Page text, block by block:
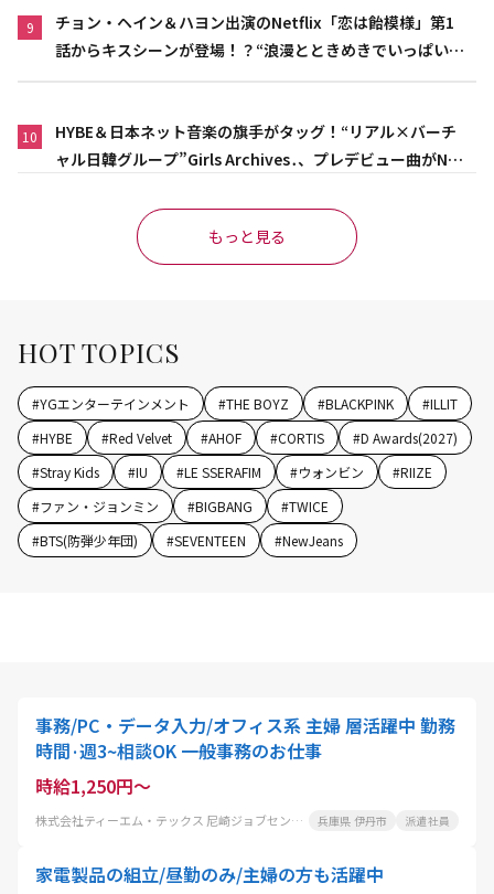
9
チョン・ヘイン＆ハヨン出演のNetflix「恋は飴模様」第1
話からキスシーンが登場！？“浪漫とときめきでいっぱいの
10
HYBE＆日本ネット音楽の旗手がタッグ！“リアル×バーチ
ャル日韓グループ”Girls Archives․、プレデビュー曲がNet
もっと見る
HOT TOPICS
#YGエンターテインメント #THE BOYZ #BLACKPINK #ILLIT
#HYBE #Red Velvet #AHOF #CORTIS #D Awards(2027)
#Stray Kids #IU #LE SSERAFIM #ウォンビン #RIIZE
#ファン・ジョンミン #BIGBANG #TWICE
#BTS(防弾少年団) #SEVENTEEN #NewJeans
事務/PC・データ入力/オフィス系 主婦 層活躍中 勤務
時間·週3~相談OK 一般事務のお仕事
時給1,250円～
株式会社ティーエム・テックス 尼崎ジョブセンター 兵庫県 伊丹市 派遣社員
家電製品の組立/昼勤のみ/主婦の方も活躍中